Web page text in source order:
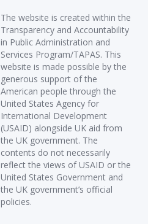
The website is created within the
Transparency and Accountability
in Public Administration and
Services Program/TAPAS. This
website is made possible by the
generous support of the
American people through the
United States Agency for
International Development
(USAID) alongside UK aid from
the UK government. The
contents do not necessarily
reflect the views of USAID or the
United States Government and
the UK government’s official
policies.